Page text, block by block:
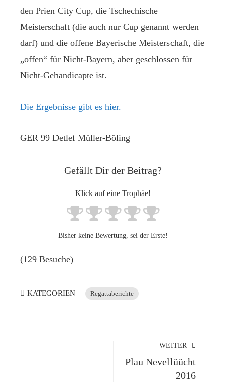
den Prien City Cup, die Tschechische
Meisterschaft (die auch nur Cup genannt werden
darf) und die offene Bayerische Meisterschaft, die
„offen“ für Nicht-Bayern, aber geschlossen für
Nicht-Gehandicapte ist.
Die Ergebnisse gibt es hier.
GER 99 Detlef Müller-Böling
Gefällt Dir der Beitrag?
Klick auf eine Trophäe!
Bisher keine Bewertung, sei der Erste!
(129 Besuche)
KATEGORIEN Regattaberichte
WEITER
Plau Nevellüücht
2016